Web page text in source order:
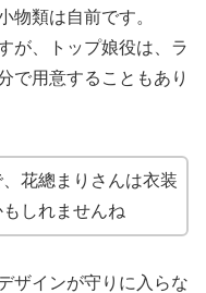
物類は自前です。
が、トップ娘役は、ラ
で用意することもあり
花總まりさんは衣装
しれませんね
ザインが守りに入らな